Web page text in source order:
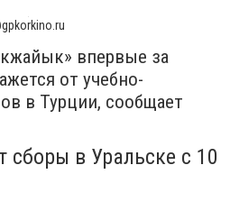
впервые за
от учебно-
в Турции, сообщает
сборы в Уральске с 10